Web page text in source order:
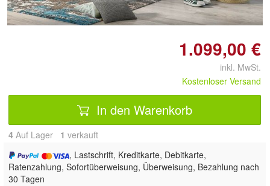
1.099,00 €
inkl. MwSt.
Kostenloser Versand
In den Warenkorb
4 Auf Lager 1 verkauft
, Lastschrift, Kreditkarte, Debitkarte,
Ratenzahlung, Sofortüberweisung, Überweisung, Bezahlung nach
30 Tagen